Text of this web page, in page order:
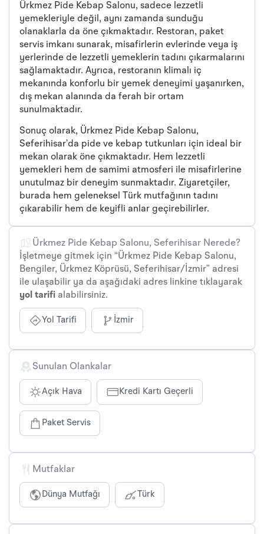
Ürkmez Pide Kebap Salonu, sadece lezzetli
yemekleriyle değil, aynı zamanda sunduğu
olanaklarla da öne çıkmaktadır. Restoran, paket
servis imkanı sunarak, misafirlerin evlerinde veya iş
yerlerinde de lezzetli yemeklerin tadını çıkarmalarını
sağlamaktadır. Ayrıca, restoranın klimalı iç
mekanında konforlu bir yemek deneyimi yaşanırken,
dış mekan alanında da ferah bir ortam
sunulmaktadır.
Sonuç olarak, Ürkmez Pide Kebap Salonu,
Seferihisar’da pide ve kebap tutkunları için ideal bir
mekan olarak öne çıkmaktadır. Hem lezzetli
yemekleri hem de samimi atmosferi ile misafirlerine
unutulmaz bir deneyim sunmaktadır. Ziyaretçiler,
burada hem geleneksel Türk mutfağının tadını
çıkarabilir hem de keyifli anlar geçirebilirler.
Ürkmez Pide Kebap Salonu, Seferihisar Nerede?
İşletmeye gitmek için “Ürkmez Pide Kebap Salonu,
Bengiler, Ürkmez Köprüsü, Seferihisar/İzmir” adresi
ile ulaşabilir ya da aşağıdaki adres linkine tıklayarak
yol tarifi alabilirsiniz.
Yol Tarifi İzmir
Sunulan Olankalar
Açık Hava Kredi Kartı Geçerli
Paket Servis
Mutfaklar
Dünya Mutfağı Türk